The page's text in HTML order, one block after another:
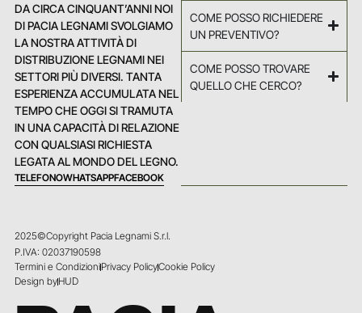
DA CIRCA CINQUANT’ANNI NOI
DI PACIA LEGNAMI SVOLGIAMO
LA NOSTRA ATTIVITÀ DI
DISTRIBUZIONE LEGNAMI NEI
SETTORI PIÙ DIVERSI. TANTA
ESPERIENZA ACCUMULATA NEL
TEMPO CHE OGGI SI TRAMUTA
IN UNA CAPACITÀ DI RELAZIONE
CON QUALSIASI RICHIESTA
LEGATA AL MONDO DEL LEGNO.
TELEFONOWHATSAPPFACEBOOK
COME POSSO RICHIEDERE
UN PREVENTIVO?
COME POSSO TROVARE
QUELLO CHE CERCO?
2025©Copyright Pacia Legnami S.r.l.
P.IVA: 02037190598
Termini e CondizioniPrivacy PolicyCookie Policy
Design byHUD